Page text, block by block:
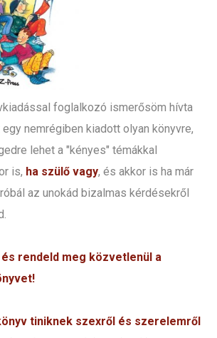
foglalkozó ismerősöm hívta
nemrégiben kiadott olyan könyvre,
lehet a "kényes" témákkal
is, ha szülő vagy, és akkor is ha már
az unokád bizalmas kérdésekről
rendeld meg közvetlenül a
tiniknek szexről és szerelemről